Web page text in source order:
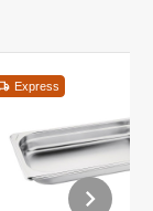
Express